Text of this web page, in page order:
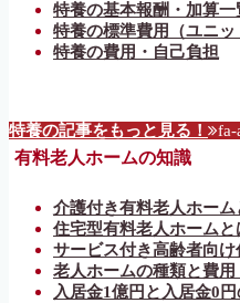
特養の基本報酬・加算一
特養の標準費用（ユニッ
特養の費用・自己負担
特養の記事をもっと見る！ fa-
有料老人ホームの知識
介護付き有料老人ホーム
住宅型有料老人ホームと
サービス付き高齢者向け
老人ホームの種類と費
入居金1億円と入居金0